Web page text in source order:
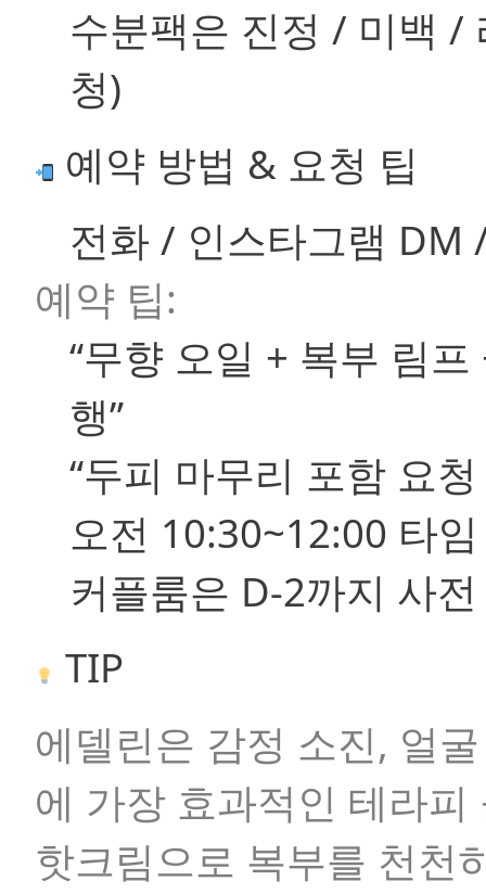
수분팩은 진정 / 미백 /
청)
예약 방법 & 요청 팁
전화 / 인스타그램 DM
예약 팁:
“무향 오일 + 복부 림
행”
“두피 마무리 포함 요
오전 10:30~12:00 타
커플룸은 D-2까지 사
TIP
에델린은 감정 소진, 얼
에 가장 효과적인 테라피
핫크림으로 복부를 천천